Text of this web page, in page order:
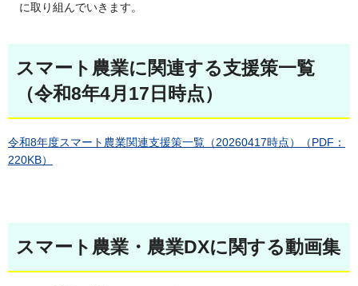
に取り組んでいきます。
スマート農業に関連する支援策一覧
（令和8年4月17日時点）
令和8年度スマート農業関連支援策一覧（20260417時点）（PDF：
220KB）
スマート農業・農業DXに関する動画集